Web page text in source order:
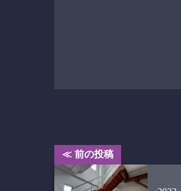
≪ 前の投稿